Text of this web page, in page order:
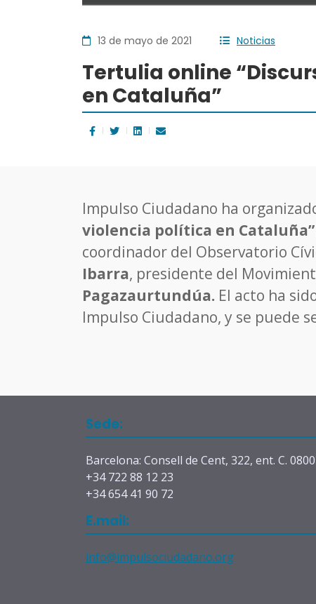
13 de mayo de 2021 Noticias
Tertulia online
en Cataluña”
Impulso Ciudadano ha
violencia política en Cataluña”
coordinador del Observatorio
Ibarra, presidente del
Pagazaurtundúa. El acto ha
Impulso Ciudadano, y se puede
Sede:
Barcelona: Consell de Cent, 322, ent. C.
+34 722 88 12 23
+34 654 41 90 72
E.mail:
info@impulsociudadano.org